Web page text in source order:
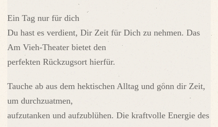
Ein Tag nur für dich
Du hast es verdient, Dir Zeit für Dich zu nehmen. Das
Am Vieh-Theater bietet den
perfekten Rückzugsort hierfür.
Tauche ab aus dem hektischen Alltag und gönn dir Zeit,
um durchzuatmen,
aufzutanken und aufzublühen. Die kraftvolle Energie des